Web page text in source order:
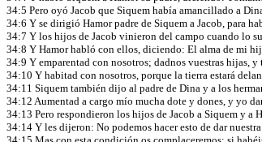
34:5 Pero oyó Jacob que Siquem había amancillado a
34:6 Y se dirigió Hamor padre de Siquem a Jacob, para
34:7 Y los hijos de Jacob vinieron del campo cuando lo
34:8 Y Hamor habló con ellos, diciendo: El alma de mi
34:9 Y emparentad con nosotros; dadnos vuestras hijas, y
34:10 Y habitad con nosotros, porque la tierra estará
34:11 Siquem también dijo al padre de Dina y a los
34:12 Aumentad a cargo mío mucha dote y dones, y yo
34:13 Pero respondieron los hijos de Jacob a Siquem y a
34:14 Y les dijeron: No podemos hacer esto de dar